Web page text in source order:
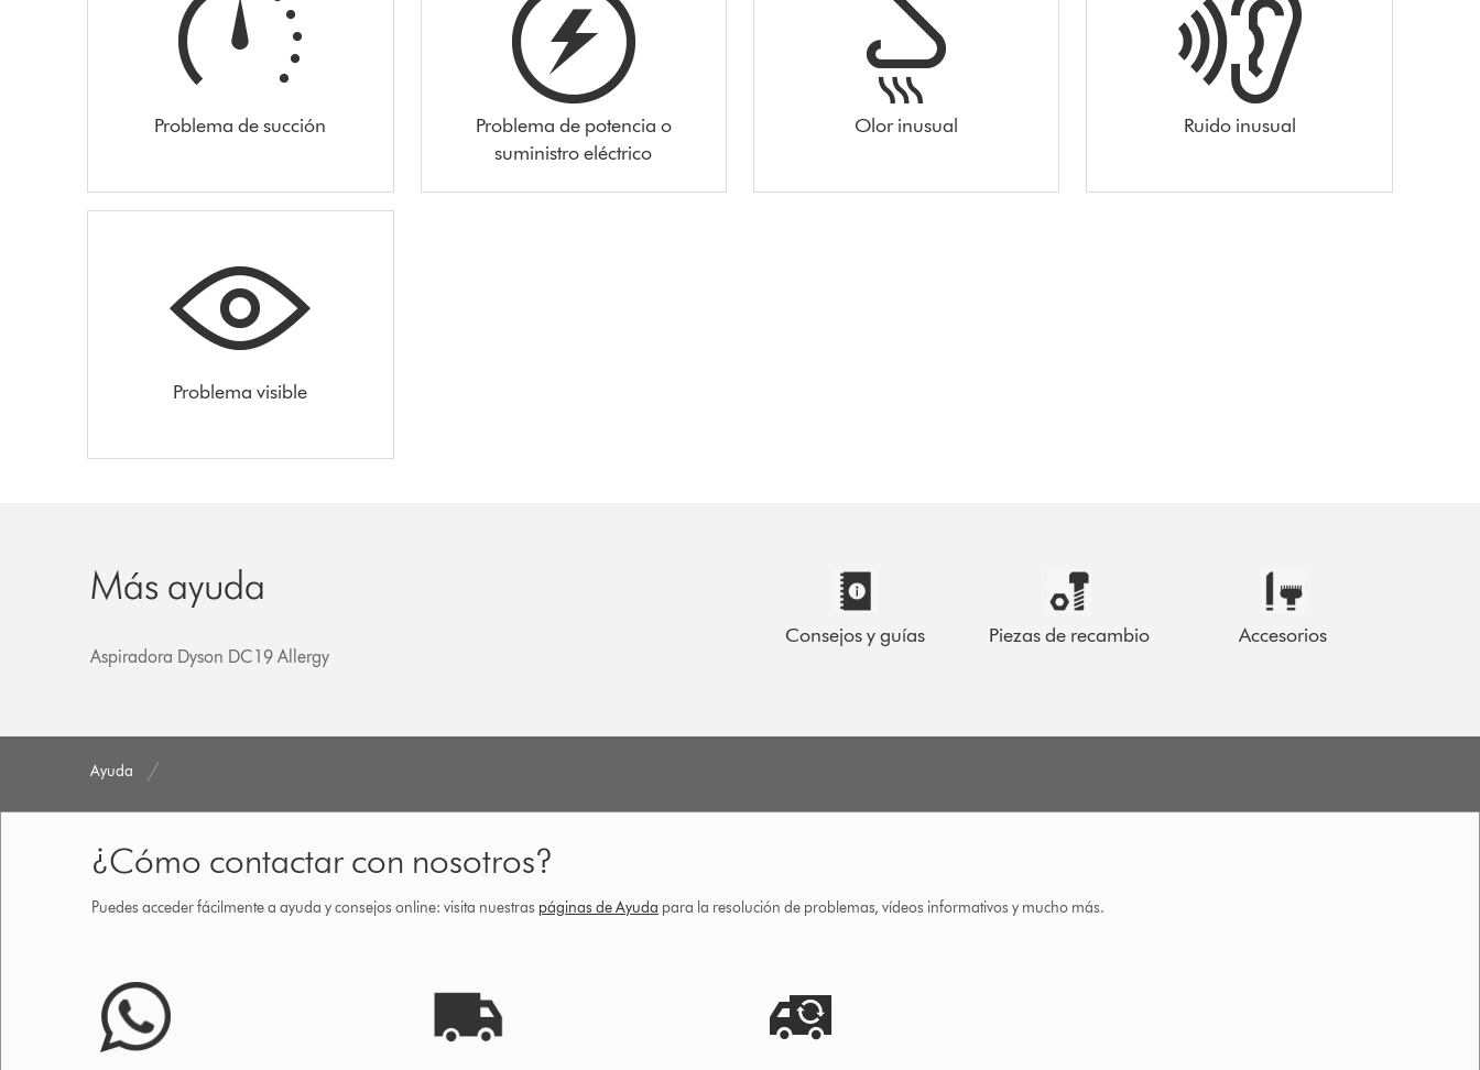
Problema de succión
Problema de potencia o
suministro eléctrico
Olor inusual Ruido inusual
Problema visible
Más ayuda
Aspiradora Dyson DC19 Allergy
Consejos y guías Piezas de recambio Accesorios
Ayuda
¿Cómo contactar con nosotros?
Puedes acceder fácilmente a ayuda y consejos online: visita nuestras páginas de Ayuda para la resolución de problemas, vídeos informativos y mucho más.